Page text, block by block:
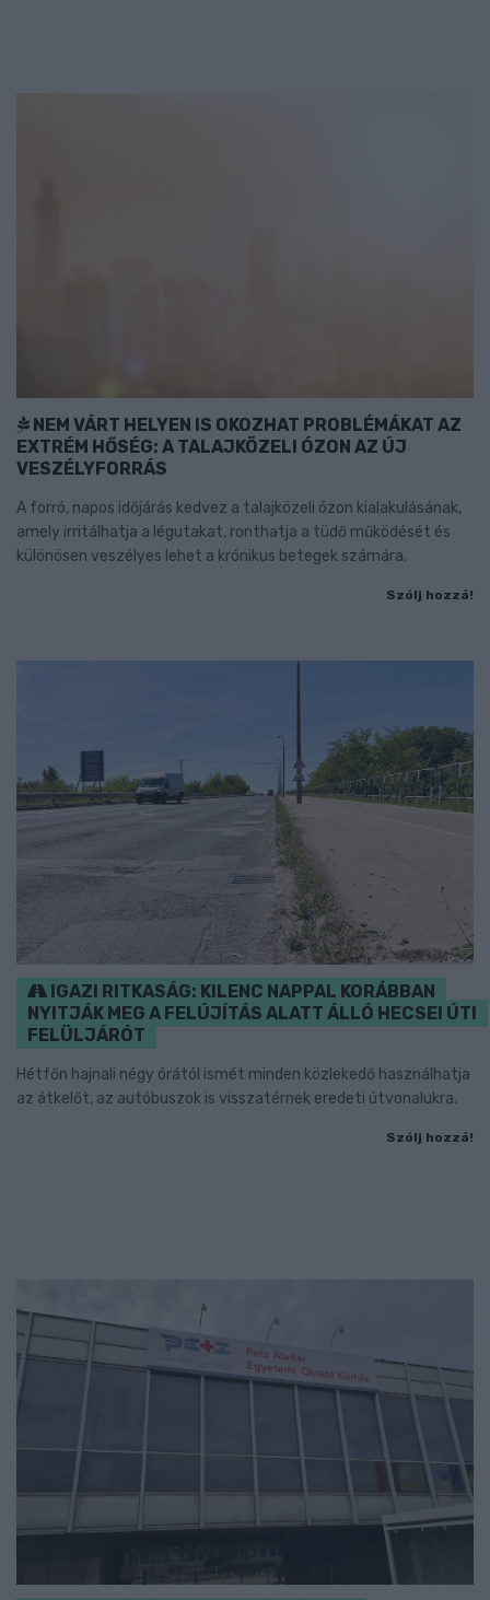
NEM VÁRT HELYEN IS OKOZHAT PROBLÉMÁKAT AZ
EXTRÉM HŐSÉG: A TALAJKÖZELI ÓZON AZ ÚJ
VESZÉLYFORRÁS
A forró, napos időjárás kedvez a talajközeli ózon kialakulásának,
amely irritálhatja a légutakat, ronthatja a tüdő működését és
különösen veszélyes lehet a krónikus betegek számára.
Szólj hozzá!
IGAZI RITKASÁG: KILENC NAPPAL KORÁBBAN
NYITJÁK MEG A FELÚJÍTÁS ALATT ÁLLÓ HECSEI ÚTI
FELÜLJÁRÓT
Hétfőn hajnali négy órától ismét minden közlekedő használhatja
az átkelőt, az autóbuszok is visszatérnek eredeti útvonalukra.
Szólj hozzá!